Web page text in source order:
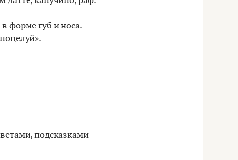
форме губ и носа.
подсказками –